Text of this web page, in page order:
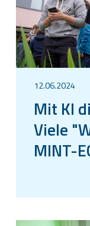
12.06.2024
Mit KI
Viele
MINT-